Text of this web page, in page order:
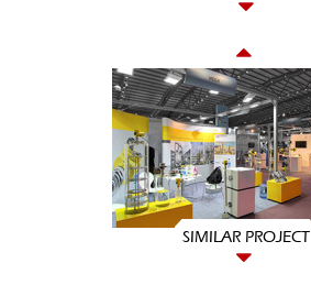
SIMILAR PROJECT